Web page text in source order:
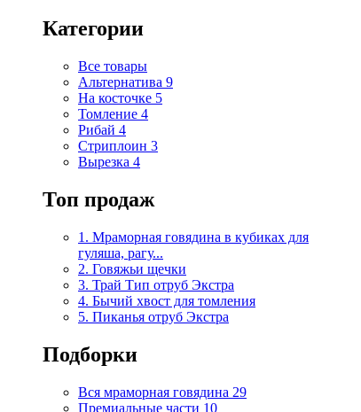
Категории
Все товары
Альтернатива 9
На косточке 5
Томление 4
Рибай 4
Стриплоин 3
Вырезка 4
Топ продаж
1. Мраморная говядина в кубиках для
гуляша, рагу...
2. Говяжьи щечки
3. Трай Тип отруб Экстра
4. Бычий хвост для томления
5. Пиканья отруб Экстра
Подборки
Вся мраморная говядина 29
Премиальные части 10